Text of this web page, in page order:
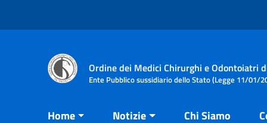
Ordine dei Medici Chirurghi e Odontoiatri
Ente Pubblico sussidiario dello Stato (Legge 11/01/
Home Notizie Chi Siamo